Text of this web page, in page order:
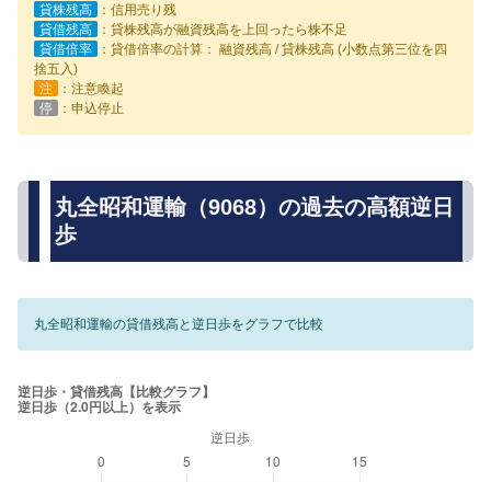
貸株残高
：信用売り残
貸借残高
：貸株残高が融資残高を上回ったら株不足
貸借倍率
：貸借倍率の計算： 融資残高 / 貸株残高 (小数点第三位を四
捨五入)
注
：注意喚起
停
：申込停止
丸全昭和運輸（9068）の過去の高額逆日
歩
丸全昭和運輸の貸借残高と逆日歩をグラフで比較